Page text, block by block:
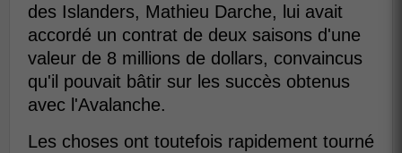
des Islanders, Mathieu Darche, lui avait
accordé un contrat de deux saisons d'une
valeur de 8 millions de dollars, convaincus
qu'il pouvait bâtir sur les succès obtenus
avec l'Avalanche.
Les choses ont toutefois rapidement tourné